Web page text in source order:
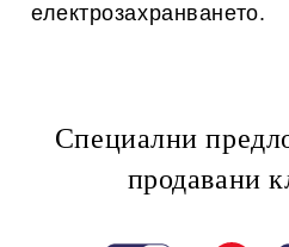
електрозахранването.
Специални
продавани